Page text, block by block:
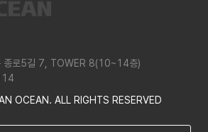
종로5길 7, TOWER 8(10~14층)
OCEAN. ALL RIGHTS RESERVED